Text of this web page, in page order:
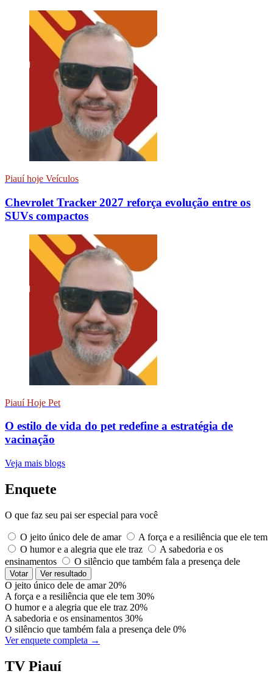
Piauí hoje Veículos
Chevrolet Tracker 2027 reforça evolução entre os
SUVs compactos
Piauí Hoje Pet
O estilo de vida do pet redefine a estratégia de
vacinação
Veja mais blogs
Enquete
O que faz seu pai ser especial para você
O jeito único dele de amar
A força e a resiliência que ele tem
O humor e a alegria que ele traz
A sabedoria e os
ensinamentos
O silêncio que também fala a presença dele
Votar Ver resultado
O jeito único dele de amar 20%
A força e a resiliência que ele tem 30%
O humor e a alegria que ele traz 20%
A sabedoria e os ensinamentos 30%
O silêncio que também fala a presença dele 0%
Ver enquete completa →
TV Piauí